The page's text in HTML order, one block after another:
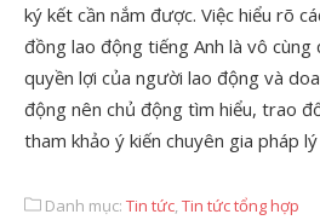
ký kết cần nắm được. Việc hiểu rõ
đồng lao động tiếng Anh là vô
quyền lợi của người lao động và
động nên chủ động tìm hiểu, trao
tham khảo ý kiến chuyên gia pháp
Danh mục: Tin tức,Tin tức tổng hợp